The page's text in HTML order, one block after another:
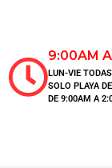
9:00AM
LUN-VIE
SOLO PLAYA
DE 9:00AM A